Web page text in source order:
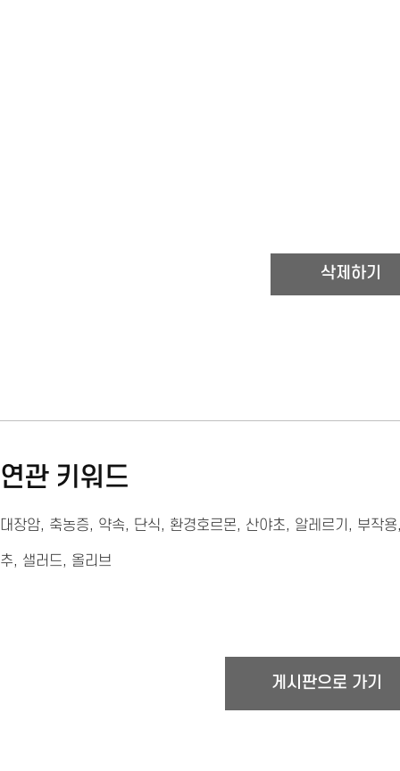
연관 키워드
대장암, 축농증, 약속, 단식, 환경호르몬, 산야초, 알레르기 , 부작용
추, 샐러드, 올리브